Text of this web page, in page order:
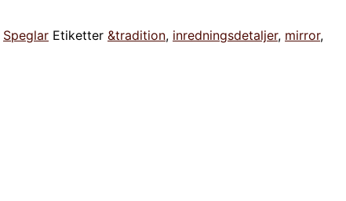
Speglar Etiketter &tradition, inredningsdetaljer, mirror,